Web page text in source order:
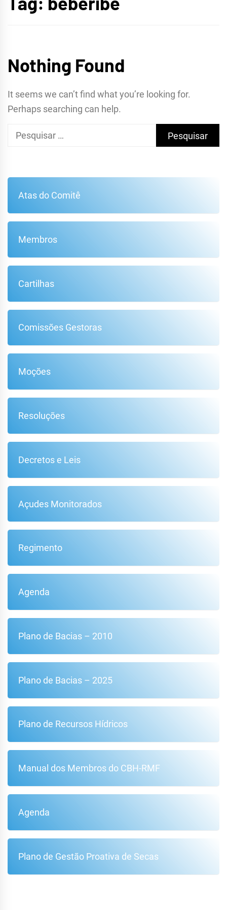
METROPOLITANA DE
Nothing Found
It seems we can’t find what you’re looking for.
Perhaps searching can help.
Pesquisar
Atas do Comitê
Membros
Cartilhas
Comissões Gestoras
Moções
Resoluções
Decretos e Leis
Açudes Monitorados
Regimento
Agenda
Plano de Bacias – 2010
Plano de Bacias – 2025
Plano de Recursos Hídricos
Manual dos Membros do CBH-RMF
Agenda
Plano de Gestão Proativa de Secas